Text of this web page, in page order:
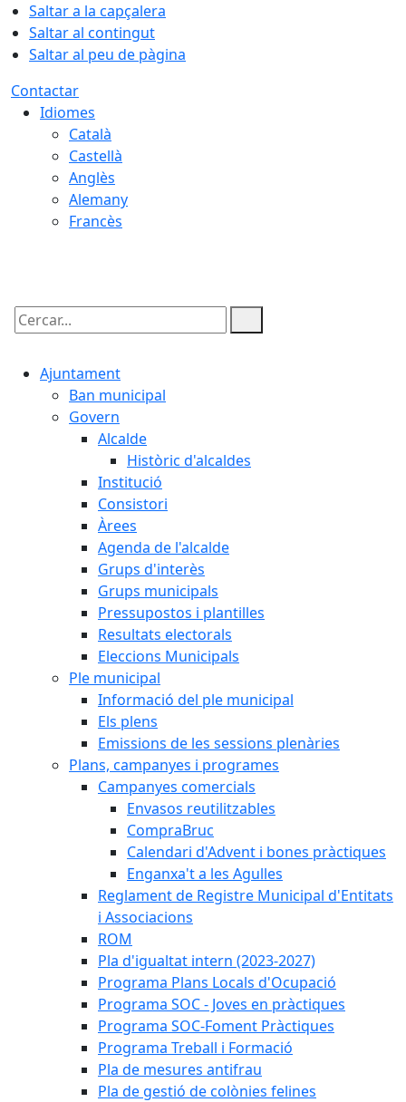
Saltar a la capçalera
Saltar al contingut
Saltar al peu de pàgina
Contactar
Idiomes
Català
Castellà
Anglès
Alemany
Francès
Cercar:
Ajuntament
Ban municipal
Govern
Alcalde
Històric d'alcaldes
Institució
Consistori
Àrees
Agenda de l'alcalde
Grups d'interès
Grups municipals
Pressupostos i plantilles
Resultats electorals
Eleccions Municipals
Ple municipal
Informació del ple municipal
Els plens
Emissions de les sessions plenàries
Plans, campanyes i programes
Campanyes comercials
Envasos reutilitzables
CompraBruc
Calendari d'Advent i bones pràctiques
Enganxa't a les Agulles
Reglament de Registre Municipal d'Entitats
i Associacions
ROM
Pla d'igualtat intern (2023-2027)
Programa Plans Locals d'Ocupació
Programa SOC - Joves en pràctiques
Programa SOC-Foment Pràctiques
Programa Treball i Formació
Pla de mesures antifrau
Pla de gestió de colònies felines